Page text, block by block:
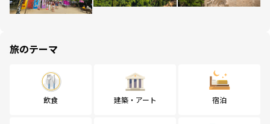
旅のテーマ
飲食 建築・アート 宿泊